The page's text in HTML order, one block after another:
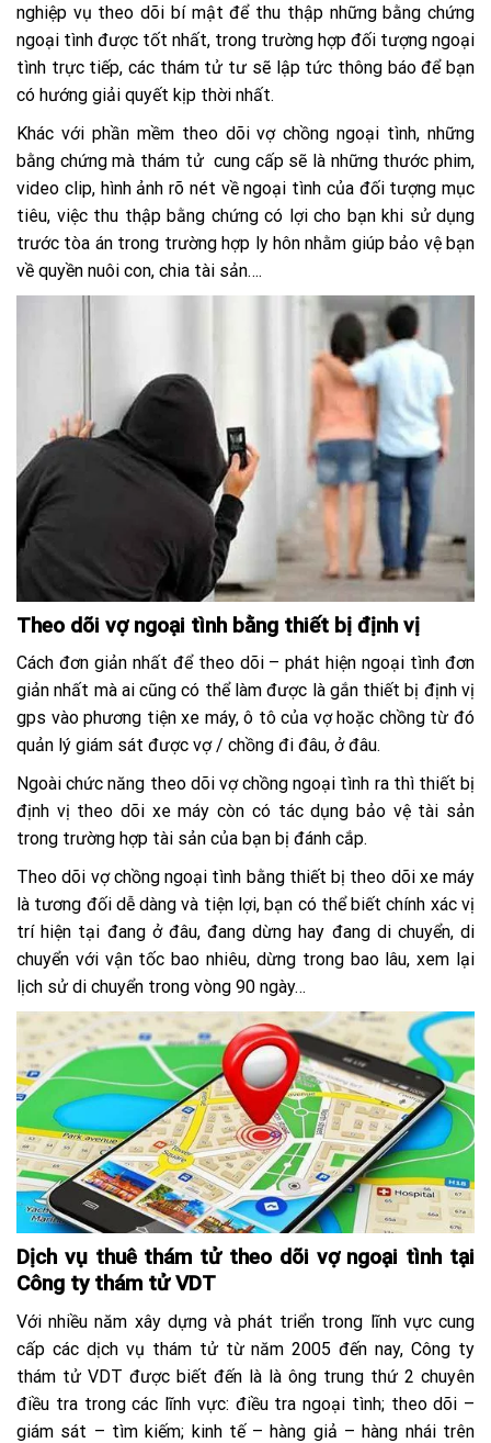
nghiệp vụ theo dõi bí mật để thu thập những bằng chứng
ngoại tình được tốt nhất, trong trường hợp đối tượng ngoại
tình trực tiếp, các thám tử tư sẽ lập tức thông báo để bạn
có hướng giải quyết kịp thời nhất.
Khác với phần mềm theo dõi vợ chồng ngoại tình, những
bằng chứng mà thám tử cung cấp sẽ là những thước phim,
video clip, hình ảnh rõ nét về ngoại tình của đối tượng mục
tiêu, việc thu thập bằng chứng có lợi cho bạn khi sử dụng
trước tòa án trong trường hợp ly hôn nhằm giúp bảo vệ bạn
về quyền nuôi con, chia tài sản….
Theo dõi vợ ngoại tình bằng thiết bị định vị
Cách đơn giản nhất để theo dõi – phát hiện ngoại tình đơn
giản nhất mà ai cũng có thể làm được là gắn thiết bị định vị
gps vào phương tiện xe máy, ô tô của vợ hoặc chồng từ đó
quản lý giám sát được vợ / chồng đi đâu, ở đâu.
Ngoài chức năng theo dõi vợ chồng ngoại tình ra thì thiết bị
định vị theo dõi xe máy còn có tác dụng bảo vệ tài sản
trong trường hợp tài sản của bạn bị đánh cắp.
Theo dõi vợ chồng ngoại tình bằng thiết bị theo dõi xe máy
là tương đối dễ dàng và tiện lợi, bạn có thể biết chính xác vị
trí hiện tại đang ở đâu, đang dừng hay đang di chuyển, di
chuyển với vận tốc bao nhiêu, dừng trong bao lâu, xem lại
lịch sử di chuyển trong vòng 90 ngày…
Dịch vụ thuê thám tử theo dõi vợ ngoại tình tại
Công ty thám tử VDT
Với nhiều năm xây dựng và phát triển trong lĩnh vực cung
cấp các dịch vụ thám tử từ năm 2005 đến nay, Công ty
thám tử VDT được biết đến là là ông trung thứ 2 chuyên
điều tra trong các lĩnh vực: điều tra ngoại tình; theo dõi –
giám sát – tìm kiếm; kinh tế – hàng giả – hàng nhái trên